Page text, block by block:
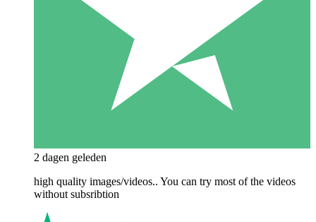
2 dagen geleden
high quality images/videos.. You can try most of the videos
without subsribtion